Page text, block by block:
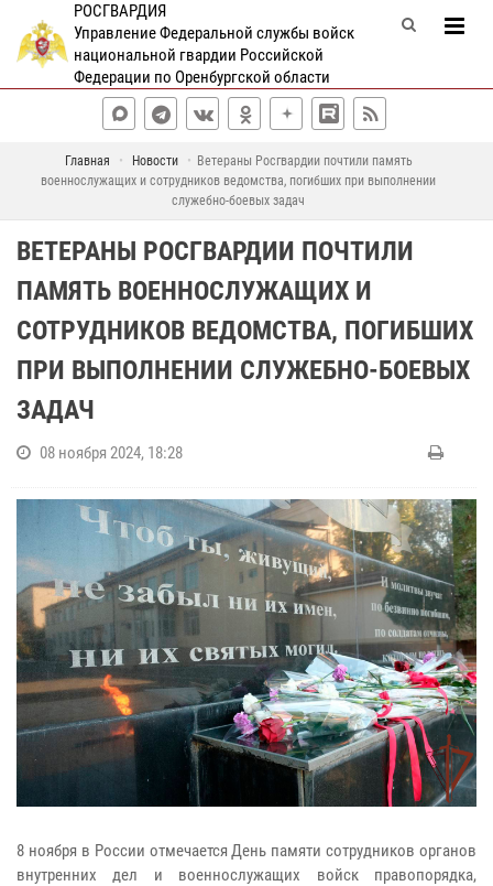
РОСГВАРДИЯ
Управление Федеральной службы войск
национальной гвардии Российской
Федерации по Оренбургской области
Главная Новости
Ветераны Росгвардии почтили память
военнослужащих и сотрудников ведомства, погибших при выполнении
служебно-боевых задач
ВЕТЕРАНЫ РОСГВАРДИИ ПОЧТИЛИ
ПАМЯТЬ ВОЕННОСЛУЖАЩИХ И
СОТРУДНИКОВ ВЕДОМСТВА, ПОГИБШИХ
ПРИ ВЫПОЛНЕНИИ СЛУЖЕБНО-БОЕВЫХ
ЗАДАЧ
08 ноября 2024, 18:28
8 ноября в России отмечается День памяти сотрудников органов
внутренних дел и военнослужащих войск правопорядка,